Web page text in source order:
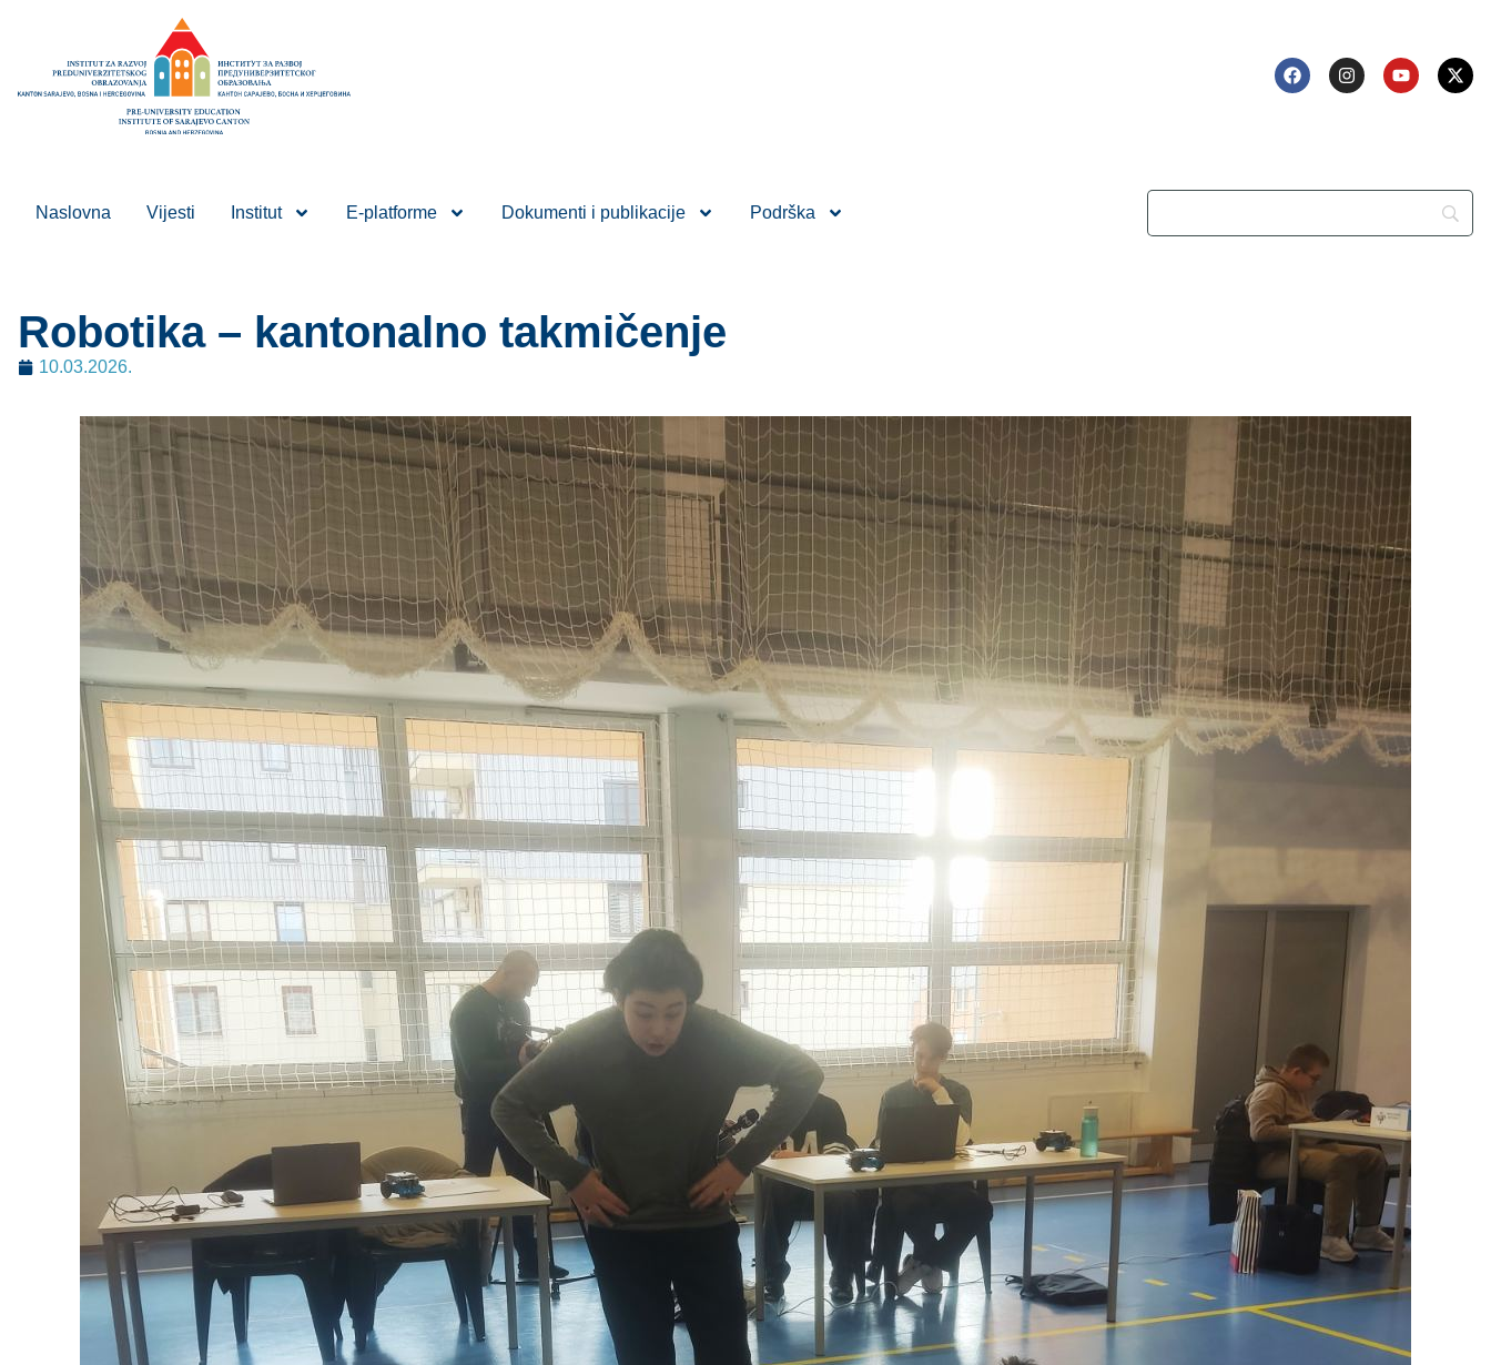
Naslovna Vijesti Institut E-platforme Dokumenti i publikacije Podrška
Robotika – kantonalno takmičenje
10.03.2026.